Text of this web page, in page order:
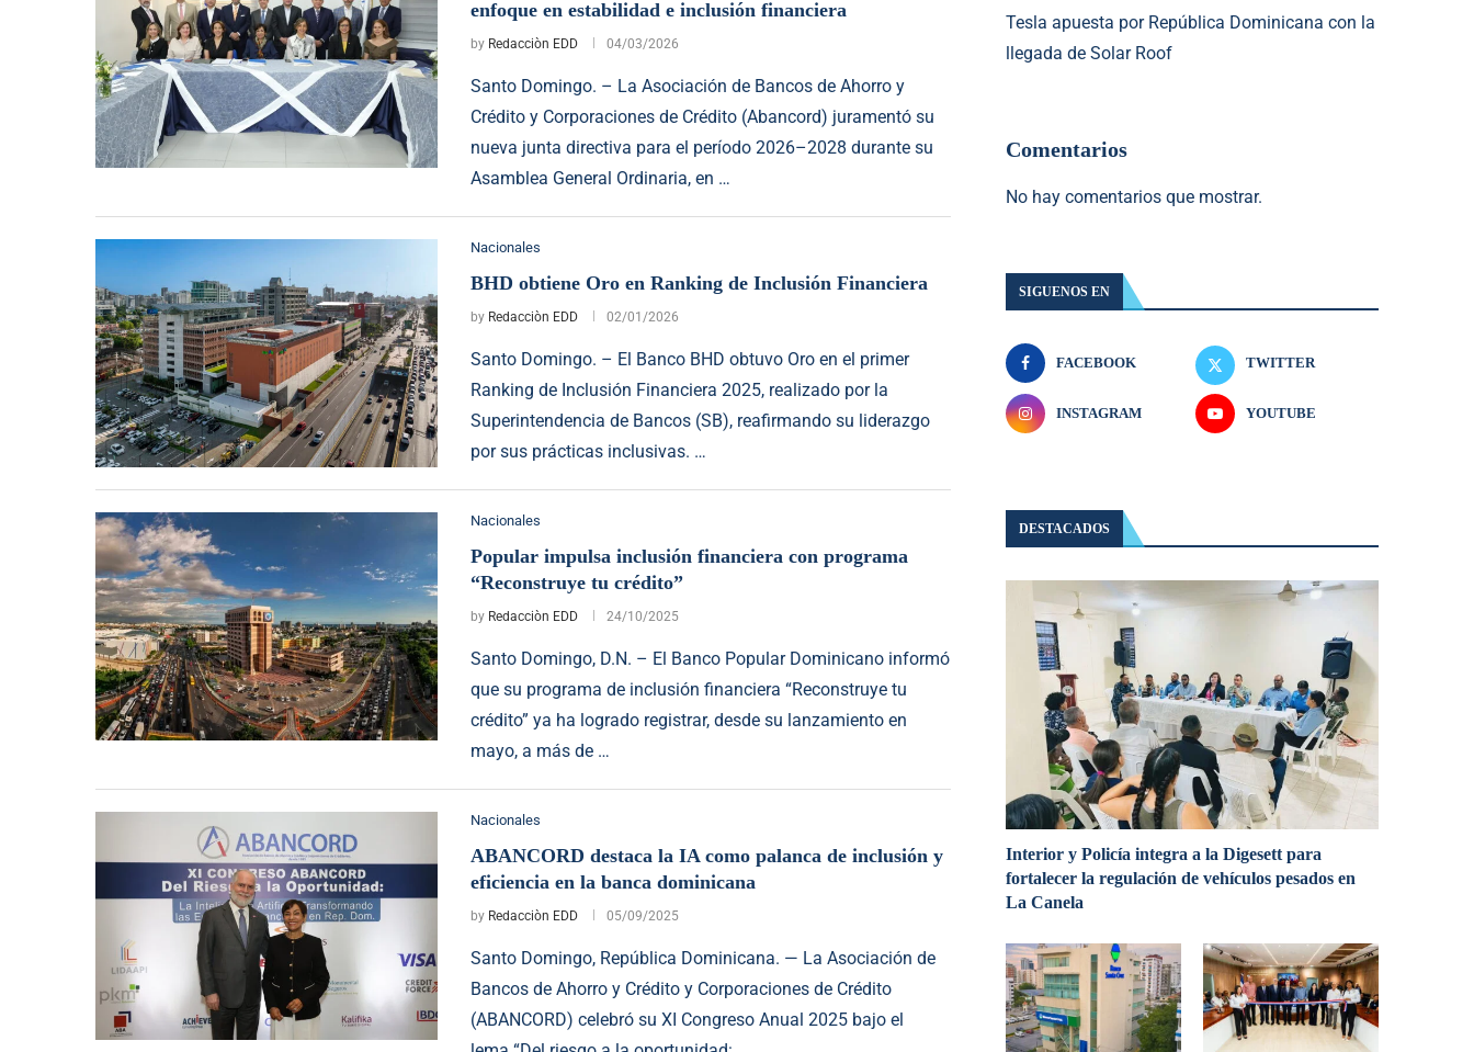
enfoque en estabilidad e inclusión financiera
by Redacciòn EDD 04/03/2026
Santo Domingo. – La Asociación de Bancos de Ahorro y
Crédito y Corporaciones de Crédito (Abancord) juramentó su
nueva junta directiva para el período 2026–2028 durante su
Asamblea General Ordinaria, en …
Nacionales
BHD obtiene Oro en Ranking de Inclusión Financiera
by Redacciòn EDD 02/01/2026
Santo Domingo. – El Banco BHD obtuvo Oro en el primer
Ranking de Inclusión Financiera 2025, realizado por la
Superintendencia de Bancos (SB), reafirmando su liderazgo
por sus prácticas inclusivas. …
Nacionales
Popular impulsa inclusión financiera con programa
“Reconstruye tu crédito”
by Redacciòn EDD 24/10/2025
Santo Domingo, D.N. – El Banco Popular Dominicano informó
que su programa de inclusión financiera “Reconstruye tu
crédito” ya ha logrado registrar, desde su lanzamiento en
mayo, a más de …
Nacionales
ABANCORD destaca la IA como palanca de inclusión y
eficiencia en la banca dominicana
by Redacciòn EDD 05/09/2025
Santo Domingo, República Dominicana. — La Asociación de
Bancos de Ahorro y Crédito y Corporaciones de Crédito
(ABANCORD) celebró su XI Congreso Anual 2025 bajo el
Tesla apuesta por República Dominicana con la
llegada de Solar Roof
Comentarios
No hay comentarios que mostrar.
SIGUENOS EN
FACEBOOK TWITTER
INSTAGRAM YOUTUBE
DESTACADOS
Interior y Policía integra a la Digesett para
fortalecer la regulación de vehículos pesados en
La Canela